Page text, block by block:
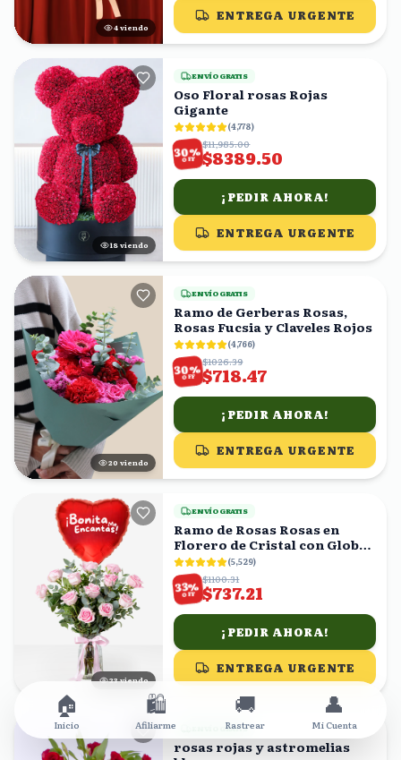
3 viendo
ENTREGA URGENTE
17 viendo
ENVÍO GRATIS
Oso Floral rosas Rojas
Gigante
(4,778)
30%
OFF
$11,985.00
$8389.50
¡PEDIR AHORA!
ENTREGA URGENTE
19 viendo
ENVÍO GRATIS
Ramo de Gerberas Rosas,
Rosas Fucsia y Claveles Rojos
(4,766)
30%
OFF
$1026.39
$718.47
¡PEDIR AHORA!
ENTREGA URGENTE
24viendo
ENVÍO GRATIS
Ramo de Rosas Rosas en
Florero de Cristal con Globo
Corazón
(5,529)
33%
OFF
$1100.31
$737.21
¡PEDIR AHORA!
ENTREGA URGENTE
ENVÍO GRATIS
rosas rojas y astromelias
🏠
Inicio
🛍️
Afiliarme
🚚
Rastrear
👤
Mi Cuenta